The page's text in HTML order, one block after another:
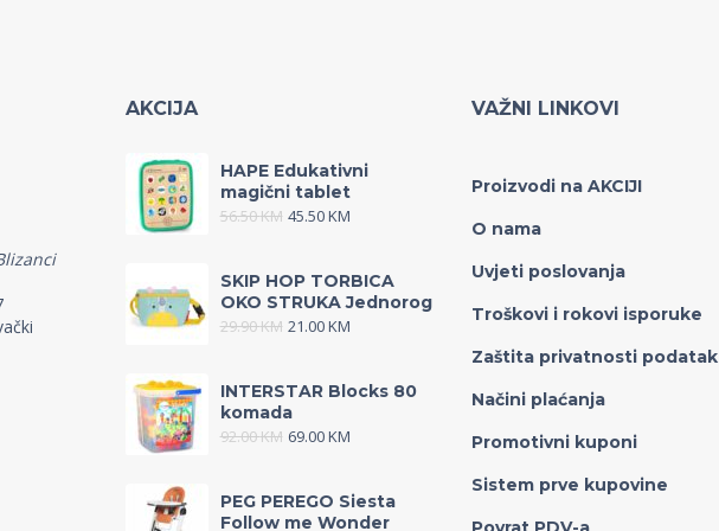
AKCIJA
HAPE Edukativni
magični tablet
56.50KM 45.50KM
SKIP HOP TORBICA
OKO STRUKA Jednorog
29.90KM 21.00KM
INTERSTAR Blocks 80
komada
92.00KM 69.00KM
PEG PEREGO Siesta
Follow me Wonder
VAŽNI LINKOVI
Proizvodi na AKCIJI
O nama
Uvjeti poslovanja
Troškovi i rokovi isporuke
Zaštita privatnosti
Načini plaćanja
Promotivni kuponi
Sistem prve kupovine